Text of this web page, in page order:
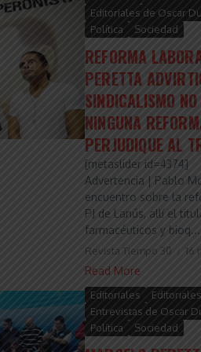
Editoriales de Oscar
Política
Sociedad
REFORMA
PERETTA
SINDICALISMO
NINGUNA
PERJUDIQUE AL
[metaslider
Advertencia | Pablo
encuentro sobre la
PJ de Lanús, allí el
farmacéuticos y bioq...
Revista Tiempo 30 16
Read More
Editoriales
Entrevistas de Oscar
Política
Sociedad